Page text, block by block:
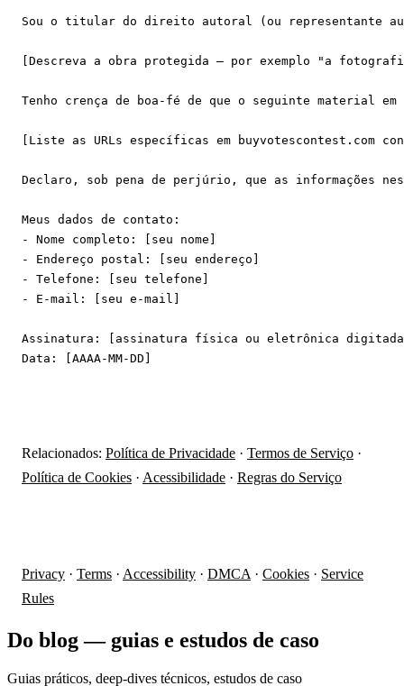
Sou o titular do direito autoral (ou representante
[Descreva a obra protegida — por exemplo "a
Tenho crença de boa-fé de que o seguinte material
[Liste as URLs específicas em buyvotescontest.com
Declaro, sob pena de perjúrio, que as informações
Meus dados de contato:
- Nome completo: [seu nome]
- Endereço postal: [seu endereço]
- Telefone: [seu telefone]
- E-mail: [seu e-mail]
Assinatura: [assinatura física ou eletrônica
Relacionados: Política de Privacidade · Termos de Serviço ·
Política de Cookies · Acessibilidade · Regras do Serviço
Privacy · Terms · Accessibility · DMCA · Cookies · Service
Rules
Do blog — guias e estudos de caso
Guias práticos, deep-dives técnicos, estudos de caso